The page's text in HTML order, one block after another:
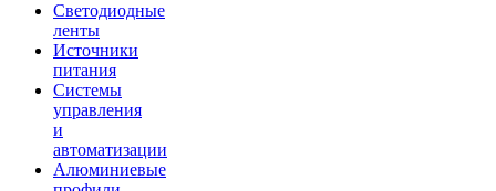
Светодиодные
ленты
Источники
питания
Системы
управления
и
автоматизации
Алюминиевые